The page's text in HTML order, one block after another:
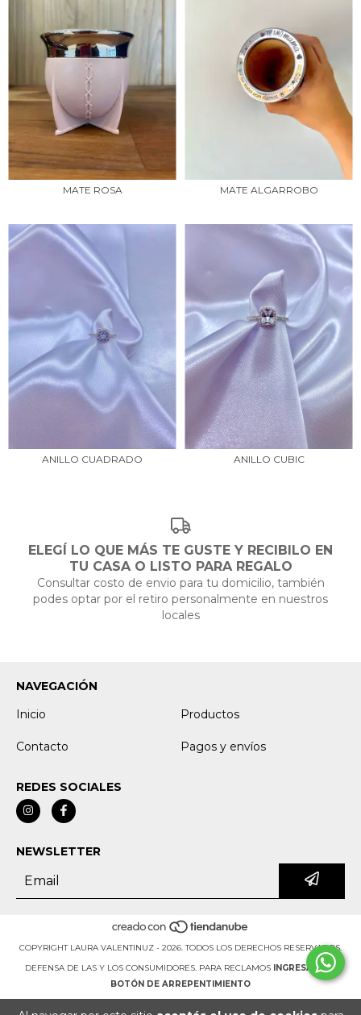
MATE ROSA MATE ALGARROBO
ANILLO CUADRADO ANILLO CUBIC
ELEGÍ LO QUE MÁS TE GUSTE Y RECIBILO EN
TU CASA O LISTO PARA REGALO
Consultar costo de envio para tu domicilio, también
podes optar por el retiro personalmente en nuestros
locales
NAVEGACIÓN
Inicio
Productos
Contacto Pagos y envíos
REDES SOCIALES
NEWSLETTER
COPYRIGHT LAURA VALENTINUZ - 2026. TODOS LOS DERECHOS RESERVADOS.
DEFENSA DE LAS Y LOS CONSUMIDORES. PARA RECLAMOS INGRESÁ ACÁ.
BOTÓN DE ARREPENTIMIENTO